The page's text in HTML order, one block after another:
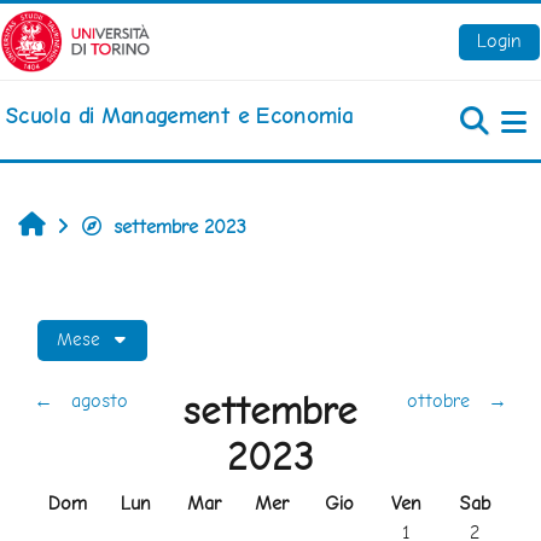
Vai al contenuto principale
Login
Scuola di Management e Economia
Homesettembre 2023
Mese
← agosto
settembre
2023
ottobre →
Domenica
Dom Lunedi
Lun Martedì
Mar Mercoledì
Mer Giovedì
Gio Venerdì
Ven Sabato
Sab
Nessun evento,
1 Nessun
2